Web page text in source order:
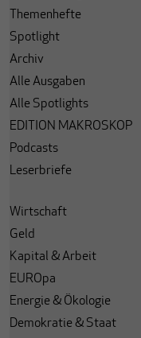
Themenhefte
Spotlight
Archiv
Alle Ausgaben
Alle Spotlights
EDITION MAKROSKOP
Podcasts
Leserbriefe
Wirtschaft
Geld
Kapital & Arbeit
EUROpa
Energie & Ökologie
Demokratie & Staat